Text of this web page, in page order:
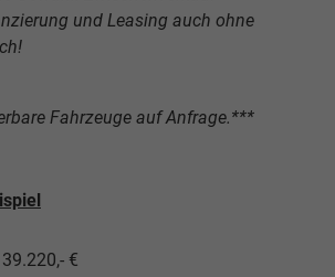
und Leasing auch ohne
Fahrzeuge auf Anfrage.***
€